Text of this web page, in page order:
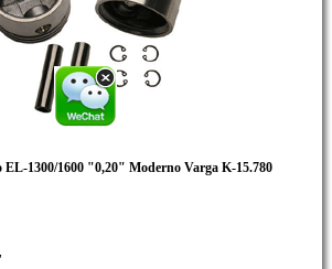
EL-1300/1600 "0,20" Moderno Varga K-15.780